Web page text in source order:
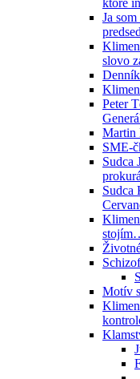
Ja
slovo
Peter
Martin
SME-
Sudca
Sudca
Motív